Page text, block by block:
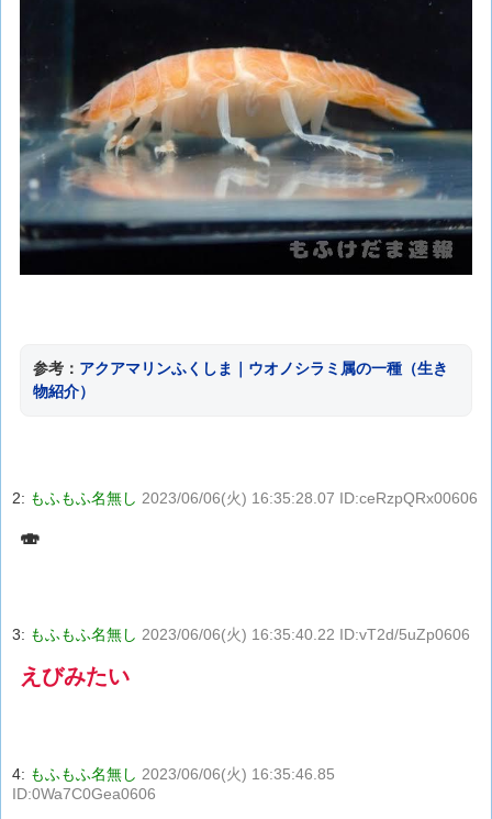
参考： アクアマリンふくしま｜ウオノシラミ属の一種（生き
物紹介）
2: もふもふ名無し 2023/06/06(火) 16:35:28.07 ID:ceRzpQRx00606
🍣
3: もふもふ名無し 2023/06/06(火) 16:35:40.22 ID:vT2d/5uZp0606
えびみたい
4: もふもふ名無し 2023/06/06(火) 16:35:46.85
ID:0Wa7C0Gea0606